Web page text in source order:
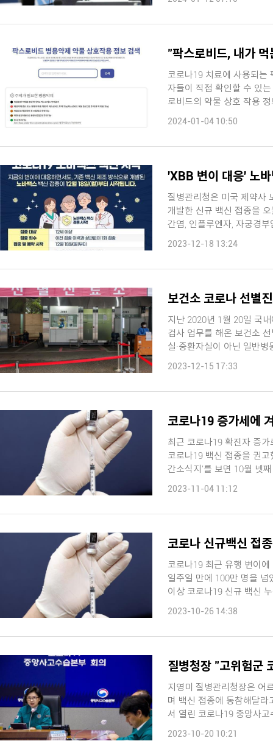
"팍스로비드, 내가
코로나19 치료에 사용되는
자들이 직접 확인할 수 있는 홈페이지가
로비드의 약물 상호 작용
2024-01-04 10:50
'XBB 변이 대응' 노
질병관리청은 미국 제약사
개발한 신규 백신 접종을 오늘
간염, 인플루엔자, 자궁경
항원 ...
2023-12-18 13:24
보건소 코로나 선별
지난 2020년 1월 20일 국
검사 업무를 해온 보건소 선별진
실·중환자실이 아닌 일반
2023-12-15 17:33
코로나19 증가세에
최근 코로나19 확진자 증
코로나19 백신 접종을 권고했습니다. 질병관리청의 '코로나
간소식지'를 보면 10월 넷
2023-11-04 11:12
코로나19 최근 유행 변이
일주일 만에 100만 명을 넘었습니다. 질병관리청은 어제(25
이상 코로나19 신규 백신
2023-10-26 14:38
질병청장 "고위험군
지영미 질병관리청장은 어
며 백신 접종에 동참해달라고 당부했습니다. 지 청
서 열린 코로나19 중앙사
2023-10-20 10:21